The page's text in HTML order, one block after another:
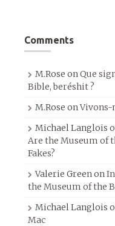
Comments
M.Rose onQue
Bible, beréshit ?
M.Rose onVivons-
Michael Langlois
Are the Museum of
Fakes?
Valerie Greenon
the Museum of the
Michael Langlois
Mac